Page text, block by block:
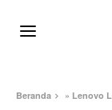
Beranda » Lenovo